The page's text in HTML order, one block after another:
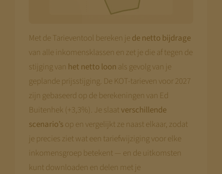
Met de Tarieventool bereken jede netto bijdrage
van alle inkomensklassen en zet je die af tegen de
stijging van het netto loon als gevolg van je
geplande prijsstijging. De KOT-tarieven voor 2027
zijn gebaseerd op de berekeningen van Ed
Buitenhek (+3,3%). Je slaatverschillende
scenario’sop en vergelijkt ze naast elkaar, zodat
je precies ziet wat een tariefwijziging voor elke
inkomensgroep betekent — en de uitkomsten
kunt downloaden en delen met je